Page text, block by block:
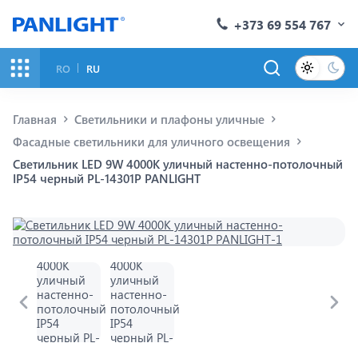
+373 69 554 767
RO RU
Главная
Светильники и плафоны уличные
Фасадные светильники для уличного освещения
Светильник LED 9W 4000K уличный настенно-потолочный
IP54 черный PL-14301P PANLIGHT